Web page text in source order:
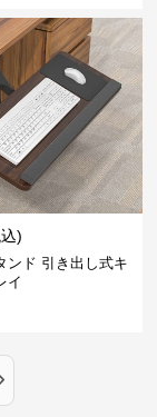
)
ンド 引き出し式キ
イ